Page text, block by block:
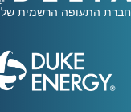
חברת התעופה הרשמית של RTRP